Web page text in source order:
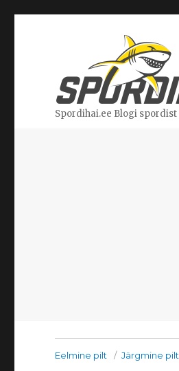
Spordihai.ee Blogi spordist
Eelmine pilt Järgmine pilt